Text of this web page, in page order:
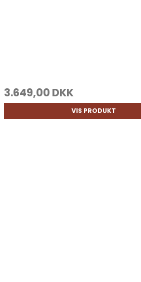
3.649,00 DKK
VIS PRODUKT